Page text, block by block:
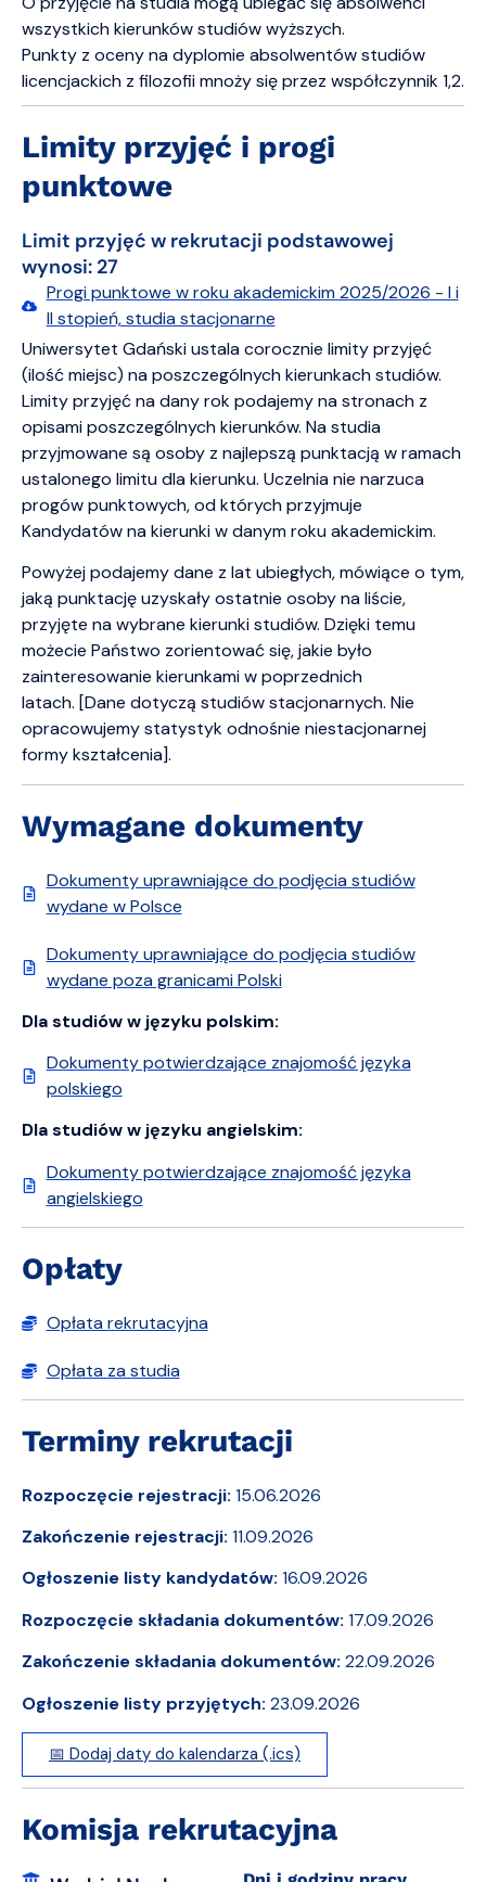
wszystkich kierunków studiów wyższych.
Punkty z oceny na dyplomie absolwentów studiów
licencjackich z filozofii mnoży się przez współczynnik 1,2.
Limity przyjęć i progi
punktowe
Limit przyjęć w rekrutacji podstawowej
wynosi: 27
Progi punktowe w roku akademickim 2025/2026 - I i
II stopień, studia stacjonarne
Uniwersytet Gdański ustala corocznie limity przyjęć
(ilość miejsc) na poszczególnych kierunkach studiów.
Limity przyjęć na dany rok podajemy na stronach z
opisami poszczególnych kierunków. Na studia
przyjmowane są osoby z najlepszą punktacją w ramach
ustalonego limitu dla kierunku. Uczelnia nie narzuca
progów punktowych, od których przyjmuje
Kandydatów na kierunki w danym roku akademickim.
Powyżej podajemy dane z lat ubiegłych, mówiące o tym,
jaką punktację uzyskały ostatnie osoby na liście,
przyjęte na wybrane kierunki studiów. Dzięki temu
możecie Państwo zorientować się, jakie było
zainteresowanie kierunkami w poprzednich
latach. [Dane dotyczą studiów stacjonarnych. Nie
opracowujemy statystyk odnośnie niestacjonarnej
formy kształcenia].
Wymagane dokumenty
Dokumenty uprawniające do podjęcia studiów
wydane w Polsce
Dokumenty uprawniające do podjęcia studiów
wydane poza granicami Polski
Dla studiów w języku polskim:
Dokumenty potwierdzające znajomość języka
polskiego
Dla studiów w języku angielskim:
Dokumenty potwierdzające znajomość języka
angielskiego
Opłaty
Opłata rekrutacyjna
Opłata za studia
Terminy rekrutacji
Rozpoczęcie rejestracji: 15.06.2026
Zakończenie rejestracji: 11.09.2026
Ogłoszenie listy kandydatów: 16.09.2026
Rozpoczęcie składania dokumentów: 17.09.2026
Zakończenie składania dokumentów: 22.09.2026
Ogłoszenie listy przyjętych: 23.09.2026
📅 Dodaj daty do kalendarza (.ics)
Komisja rekrutacyjna